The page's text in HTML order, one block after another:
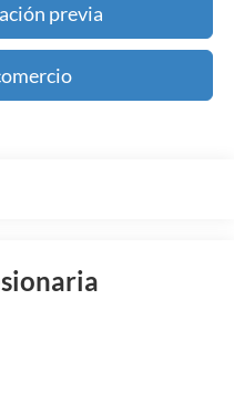
previa